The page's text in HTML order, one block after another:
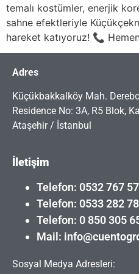
temalı kostümler, enerjik
sahne efektleriyle
hareket katıyoruz! 📞
Adres
Küçükbakkalköy Mah.
Residence No: 3A, R5 Blok,
Ataşehir / İstanbul
İletişim
Telefon: 0532 767
Telefon: 0533 282
Telefon: 0 850 305
Mail:
Sosyal Medya Adresleri: